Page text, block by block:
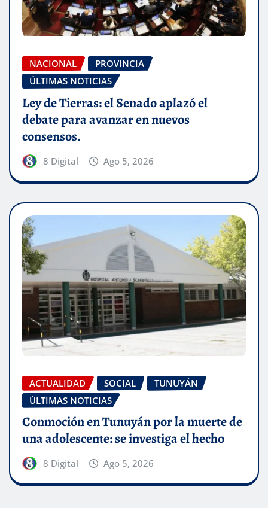
NACIONAL
PROVINCIA
ÚLTIMAS NOTICIAS
Ley de Tierras: el Senado aplazó el
debate para avanzar en nuevos
consensos.
8 Digital Ago 5, 2026
ACTUALIDAD SOCIAL
TUNUYÁN
ÚLTIMAS NOTICIAS
Conmoción en Tunuyán por la muerte de
una adolescente: se investiga el hecho
8 Digital Ago 5, 2026